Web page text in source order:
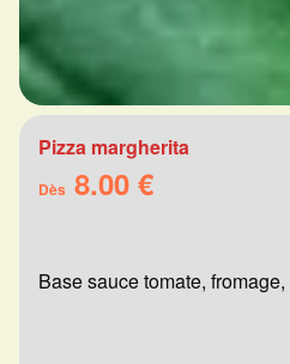
Pizza margherita
Dès 8.00 €
Base sauce tomate,